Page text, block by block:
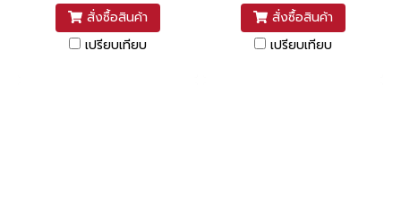
สั่งซื้อสินค้า
เปรียบเทียบ
สั่งซื้อสินค้า
เปรียบเทียบ